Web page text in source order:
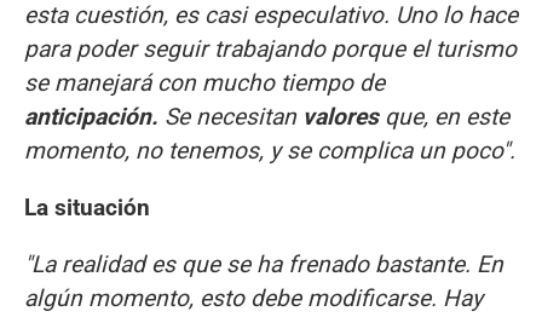
esta cuestión, es casi especulativo. Uno lo hace
para poder seguir trabajando porque el turismo
se manejará con mucho tiempo de
anticipación. Se necesitan valoresque, en este
momento, no tenemos, y se complica un poco".
La situación
"La realidad es que se ha frenado bastante. En
algún momento, esto debe modificarse. Hay